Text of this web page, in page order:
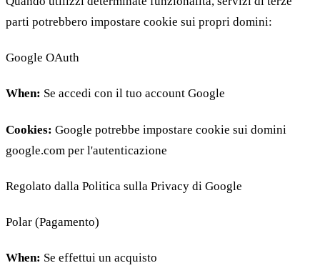
parti potrebbero impostare cookie sui propri domini:
Google OAuth
When: Se accedi con il tuo account Google
Cookies: Google potrebbe impostare cookie sui domini
google.com per l'autenticazione
Regolato dalla Politica sulla Privacy di Google
Polar (Pagamento)
When: Se effettui un acquisto